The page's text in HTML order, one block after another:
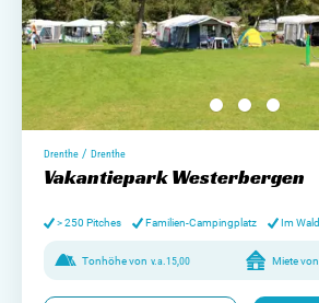
Drenthe / Drenthe
Vakantiepark Westerbergen
> 250 Pitches Familien-Campingplatz Im Wald
Tonhöhe von v.a. 15,00 Miete von